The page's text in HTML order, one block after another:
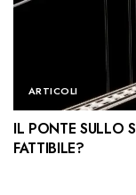
ARTICOLI
IL PONTE SULLO
FATTIBILE?